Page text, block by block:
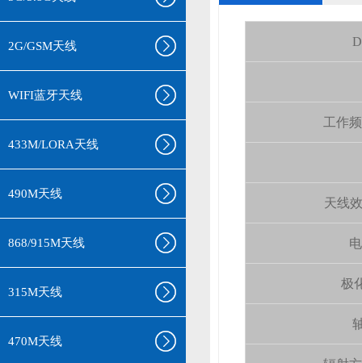
2G/GSM天线
WIFI蓝牙天线
433M/LORA天线
490M天线
868/915M天线
315M天线
470M天线
工作
天线
极